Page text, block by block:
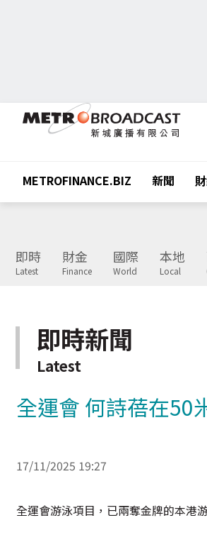
METROFINANCE.BIZ 新聞
即時
Latest
財金
Finance
國際
World
本地
Local
即時新聞
Latest
全運會 何詩蓓在50
17/11/2025 19:27
全運會游泳項目，已兩奪金牌的本港